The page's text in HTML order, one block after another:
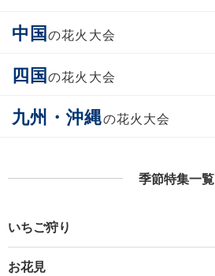
中国の花火大会
四国の花火大会
九州・沖縄の花火大会
季節特集一覧
いちご狩り
お花見